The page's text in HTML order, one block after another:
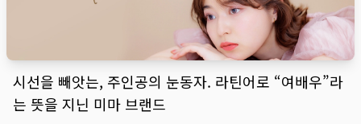
시선을 빼앗는, 주인공의 눈동자. 라틴어로 “여배우”라
는 뜻을 지닌 미마 브랜드